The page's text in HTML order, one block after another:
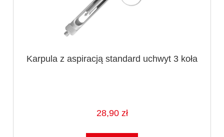
Karpula z aspiracją standard uchwyt 3 koła
28,90 zł